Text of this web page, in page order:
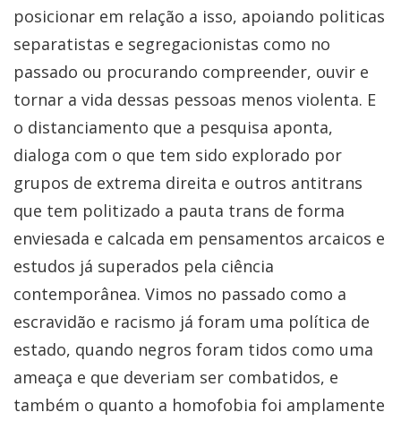
posicionar em relação a isso, apoiando politicas
separatistas e segregacionistas como no
passado ou procurando compreender, ouvir e
tornar a vida dessas pessoas menos violenta. E
o distanciamento que a pesquisa aponta,
dialoga com o que tem sido explorado por
grupos de extrema direita e outros antitrans
que tem politizado a pauta trans de forma
enviesada e calcada em pensamentos arcaicos e
estudos já superados pela ciência
contemporânea. Vimos no passado como a
escravidão e racismo já foram uma política de
estado, quando negros foram tidos como uma
ameaça e que deveriam ser combatidos, e
também o quanto a homofobia foi amplamente